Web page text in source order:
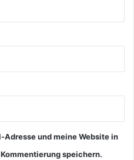
und meine Website in
speichern.